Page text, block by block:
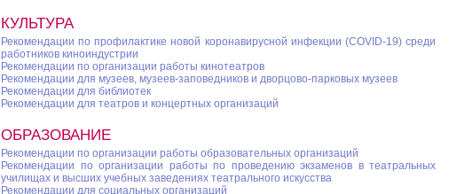
КУЛЬТУРА
Рекомендации по профилактике новой коронавирусной инфекции (COVID-19) среди
работников киноиндустрии
Рекомендации по организации работы кинотеатров
Рекомендации для музеев, музеев-заповедников и дворцово-парковых музеев
Рекомендации для библиотек
Рекомендации для театров и концертных организаций
ОБРАЗОВАНИЕ
Рекомендации по организации работы образовательных организаций
Рекомендации по организации работы по проведению экзаменов в театральных
училищах и высших учебных заведениях театрального искусства
Рекомендации для социальных организаций